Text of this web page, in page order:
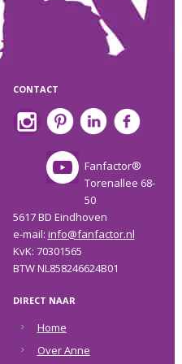
CONTACT
Fanfactor®
Torenallee 68-
50
5617 BD Eindhoven
e-mail: info@fanfactor.nl
KvK: 70301565
BTW NL858246624B01
DIRECT NAAR
Home
Over Anne